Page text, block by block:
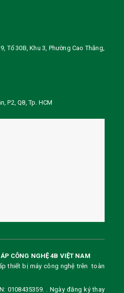
Tổ 30B, Khu 3, Phường Cao Thắng,
P2, Q8, Tp. HCM
CÔNG NGHỆ 4B VIỆT NAM
thiết bị máy công nghệ trên toàn
0108435359. . Ngày đăng ký thay